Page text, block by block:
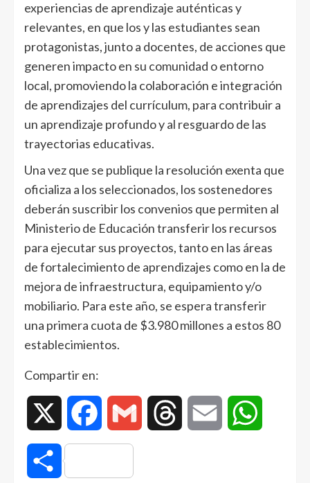
experiencias de aprendizaje auténticas y
relevantes, en que los y las estudiantes sean
protagonistas, junto a docentes, de acciones que
generen impacto en su comunidad o entorno
local, promoviendo la colaboración e integración
de aprendizajes del currículum, para contribuir a
un aprendizaje profundo y al resguardo de las
trayectorias educativas.
Una vez que se publique la resolución exenta que
oficializa a los seleccionados, los sostenedores
deberán suscribir los convenios que permiten al
Ministerio de Educación transferir los recursos
para ejecutar sus proyectos, tanto en las áreas
de fortalecimiento de aprendizajes como en la de
mejora de infraestructura, equipamiento y/o
mobiliario. Para este año, se espera transferir
una primera cuota de $3.980 millones a estos 80
establecimientos.
Compartir en:
Facebook Gmail Threads Email
Compartir